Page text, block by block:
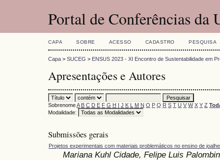
Portal de Conferências da
CAPA SOBRE ACESSO CADASTRO PESQUISA
Capa > SUCEG > ENSUS 2023 - XI Encontro de Sustentabilidade em
Apresentações e Autores
SobrenomeA B C D E F G H I J K L M N O P Q R S T U V W X Y Z
Modalidade:
Submissões gerais
Projetos experimentais com materiais problemáticos no ensino de
Mariana Kuhl Cidade, Felipe Luis